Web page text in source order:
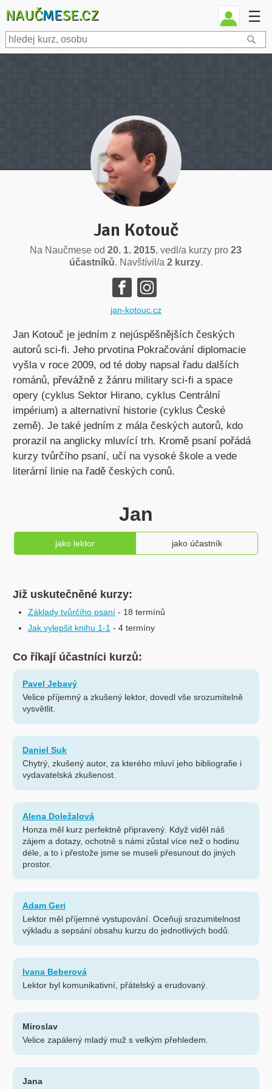
NAUČMESE.CZ ☰
Jan Kotouč
Na Naučmese od20. 1. 2015, vedl/a kurzy pro23
účastníků. Navštívil/a 2 kurzy.
jan-kotouc.cz
Jan Kotouč je jedním z nejúspěšnějších českých
autorů sci-fi. Jeho prvotina Pokračování diplomacie
vyšla v roce 2009, od té doby napsal řadu dalších
románů, převážně z žánru military sci-fi a space
opery (cyklus Sektor Hirano, cyklus Centrální
impérium) a alternativní historie (cyklus České
země). Je také jedním z mála českých autorů, kdo
prorazil na anglicky mluvící trh. Kromě psaní pořádá
kurzy tvůrčího psaní, učí na vysoké škole a vede
literární linie na řadě českých conů.
Jan
jako lektor jako účastník
Již uskutečněné kurzy:
Základy tvůrčího psaní - 18 termínů
Jak vylepšit knihu 1-1 - 4 termíny
Co říkají účastníci kurzů:
Pavel Jebavý
Velice příjemný a zkušený lektor, dovedl vše srozumitelně
vysvětlit.
Daniel Suk
Chytrý, zkušený autor, za kterého mluví jeho bibliografie i
vydavatelská zkušenost.
Alena Doležalová
Honza měl kurz perfektně připravený. Když viděl náš
zájem a dotazy, ochotně s námi zůstal více než o hodinu
déle, a to i přestože jsme se museli přesunout do jiných
prostor.
Adam Geri
Lektor měl příjemné vystupování. Oceňuji srozumitelnost
výkladu a sepsání obsahu kurzu do jednotlivých bodů.
Ivana Beberová
Lektor byl komunikativní, přátelský a erudovaný.
Miroslav
Velice zapálený mladý muž s velkým přehledem.
Jana